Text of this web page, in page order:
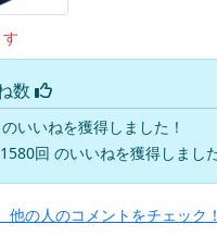
数
いいねを獲得しました！
回 のいいねを獲得しまし
他の人のコメントをチェック！